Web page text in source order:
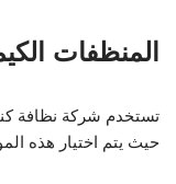
المنظفات
تستخدم شركة نظافة
حيث يتم اختيار هذه